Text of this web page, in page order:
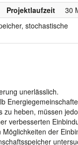
Projektlaufzeit
30
stochastische
unerlässlich.
zu heben, müssen
verbesserten
der